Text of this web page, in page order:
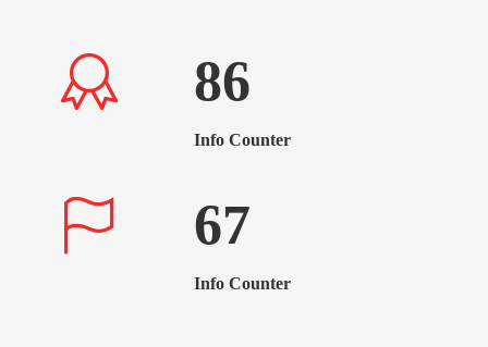
86
Info Counter
67
Info Counter